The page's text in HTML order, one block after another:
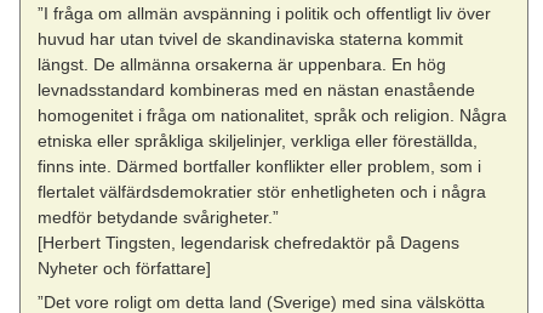
”I fråga om allmän avspänning i politik och offentligt liv över
huvud har utan tvivel de skandinaviska staterna kommit
längst. De allmänna orsakerna är uppenbara. En hög
levnadsstandard kombineras med en nästan enastående
homogenitet i fråga om nationalitet, språk och religion. Några
etniska eller språkliga skiljelinjer, verkliga eller föreställda,
finns inte. Därmed bortfaller konflikter eller problem, som i
flertalet välfärdsdemokratier stör enhetligheten och i några
medför betydande svårigheter.”
[Herbert Tingsten, legendarisk chefredaktör på Dagens
Nyheter och författare]
”Det vore roligt om detta land (Sverige) med sina välskötta